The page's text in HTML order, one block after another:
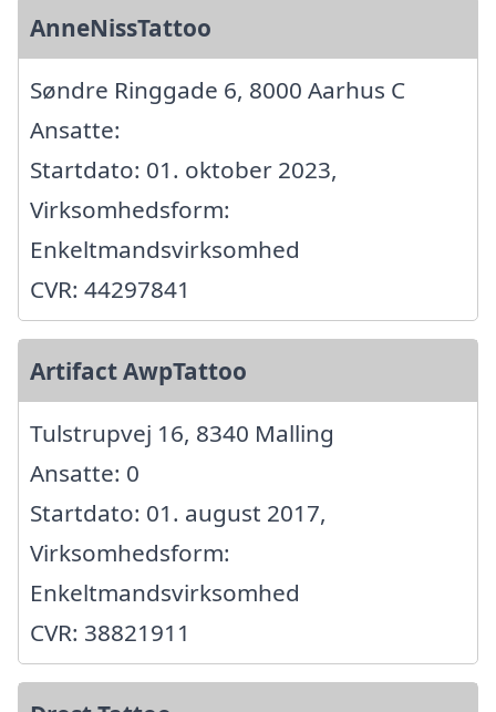
AnneNissTattoo
Søndre Ringgade 6, 8000 Aarhus C
Ansatte:
Startdato: 01. oktober 2023,
Virksomhedsform:
Enkeltmandsvirksomhed
CVR: 44297841
Artifact AwpTattoo
Tulstrupvej 16, 8340 Malling
Ansatte: 0
Startdato: 01. august 2017,
Virksomhedsform:
Enkeltmandsvirksomhed
CVR: 38821911